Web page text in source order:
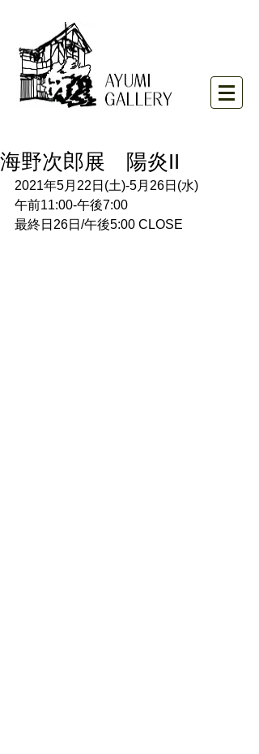
海野次郎展 陽炎II
2021年5月22日(土)-5月26日(水)
午前11:00-午後7:00
最終日26日/午後5:00 CLOSE